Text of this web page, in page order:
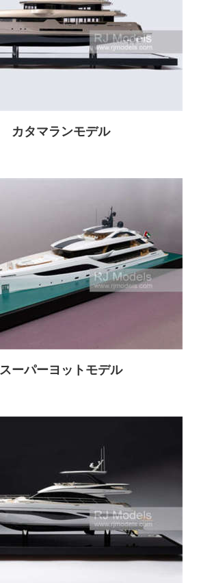
カタマランモデル
スーパーヨットモデル